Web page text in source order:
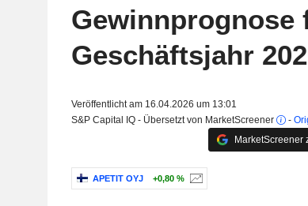
Gewinnprognose
Geschäftsjahr
Veröffentlicht am 16.04.2026 um 13:01
S&P Capital IQ - Übersetzt von MarketScreener
-
MarketScreener
APETIT OYJ +0,80 %